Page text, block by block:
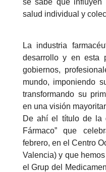
se sabe que
salud individual y
La industria
desarrollo y en esta
gobiernos,
mundo, imponiendo
transformando su
en una visión
De ahí el título de la
Fármaco” que
febrero, en el Centro
Valencia) y que
el Grup del